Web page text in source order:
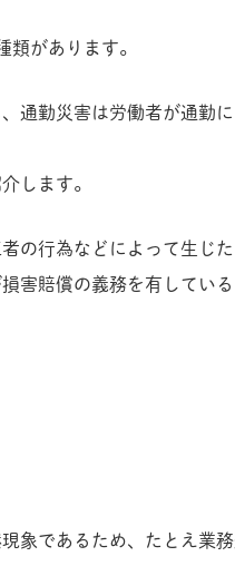
があります。
通勤災害は労働者が通勤
します。
の行為などによって生じ
害賠償の義務を有してい
象であるため、たとえ業